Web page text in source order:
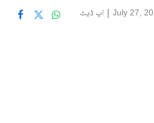
July 27,
| اپ ڈیٹ